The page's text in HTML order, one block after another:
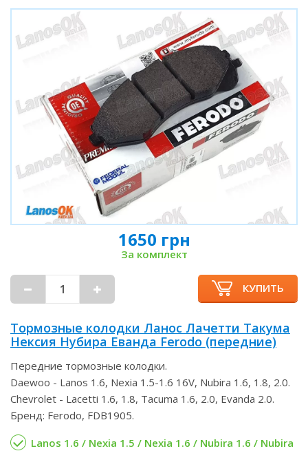
1650 грн
За комплект
КУПИТЬ
Тормозные колодки Ланос Лачетти Такума
Нексия Нубира Еванда Ferodo (передние)
Передние тормозные колодки.
Daewoo - Lanos 1.6, Nexia 1.5-1.6 16V, Nubira 1.6, 1.8, 2.0.
Chevrolet - Lacetti 1.6, 1.8, Tacuma 1.6, 2.0, Evanda 2.0.
Бренд: Ferodo, FDB1905.
Lanos 1.6 / Nexia 1.5 / Nexia 1.6 / Nubira 1.6 / Nubira